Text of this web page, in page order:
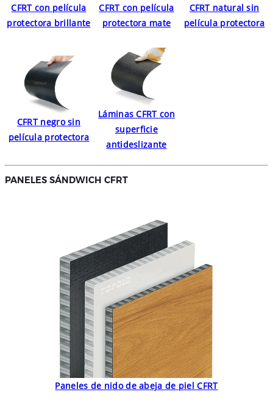
CFRT con película
protectora brillante
CFRT con película
protectora mate
CFRT natural sin
película protectora
CFRT negro sin
película protectora
Láminas CFRT con
superficie
antideslizante
PANELES SÁNDWICH CFRT
Paneles de nido de abeja de piel CFRT